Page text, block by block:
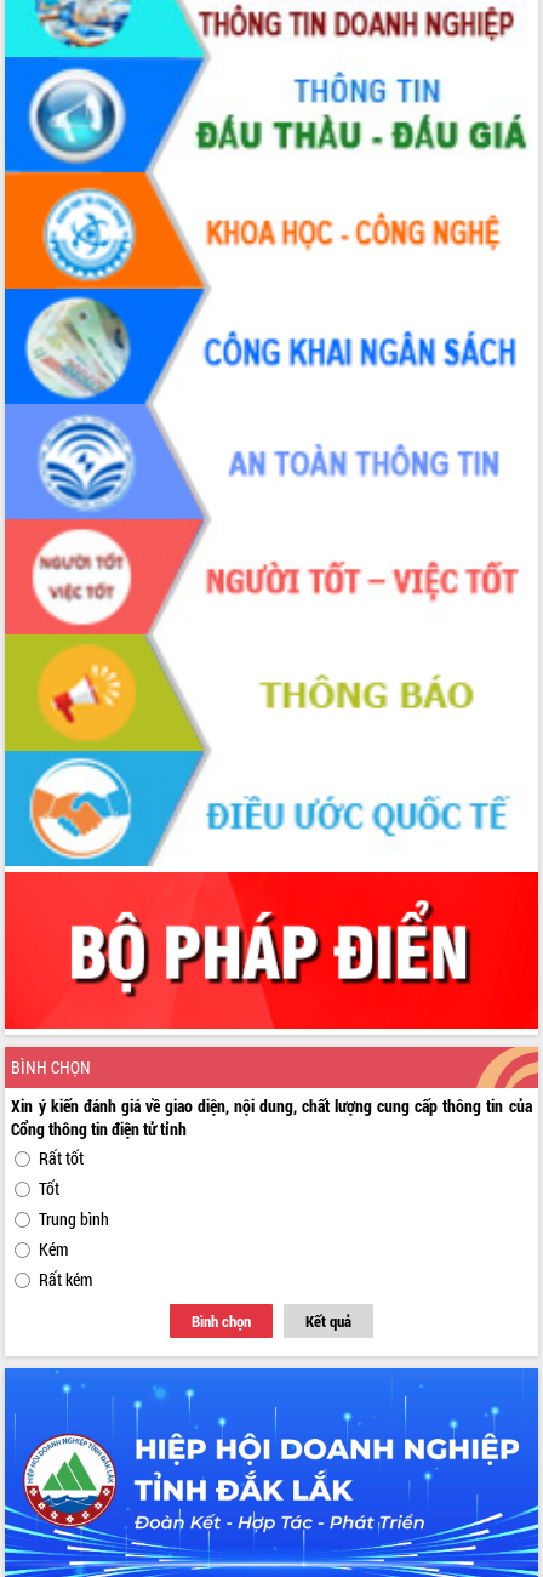
BÌNH CHỌN
Xin ý kiến đánh giá về giao diện, nội dung, chất lượng cung cấp thông tin của
Cổng thông tin điện tử tỉnh
Rất tốt
Tốt
Trung bình
Kém
Rất kém
Bình chọn Kết quả